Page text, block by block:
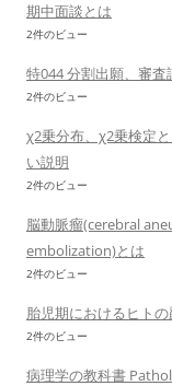
期中面談とは
2件のビュー
特044 分割出願、審
2件のビュー
χ2乗分布、χ2乗検定
い説明
2件のビュー
脳動脈瘤(cerebral
embolization)とは
2件のビュー
胎児期におけるヒト
2件のビュー
病理学の教科書